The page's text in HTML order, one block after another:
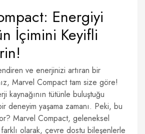
Energiyi
İçimini Keyifli
ve enerjinizi artıran bir
Marvel Compact tam size göre!
kaynağının tütünle buluştuğu
deneyim yaşama zamanı. Peki, bu
Marvel Compact, geleneksel
olarak, çevre dostu bileşenlerle